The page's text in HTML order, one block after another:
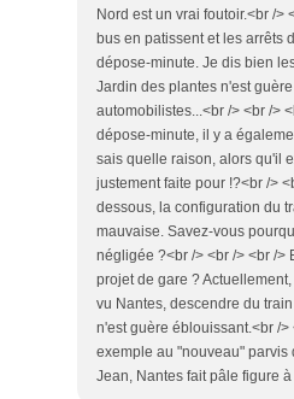
Nord est un vrai foutoir.<br />
bus en patissent et les arrêts
dépose-minute. Je dis bien
Jardin des plantes n'est
automobilistes...<br /> <br />
dépose-minute, il y a
sais quelle raison, alors qu'il
justement faite pour !?<br />
dessous, la configuration du
mauvaise. Savez-vous
négligée ?<br /> <br /> <br />
projet de gare ?
vu Nantes, descendre du
n'est guère éblouissant.<br /
exemple au "nouveau"
Jean, Nantes fait pâle figure